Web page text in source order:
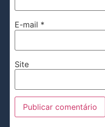
E-mail *
Site